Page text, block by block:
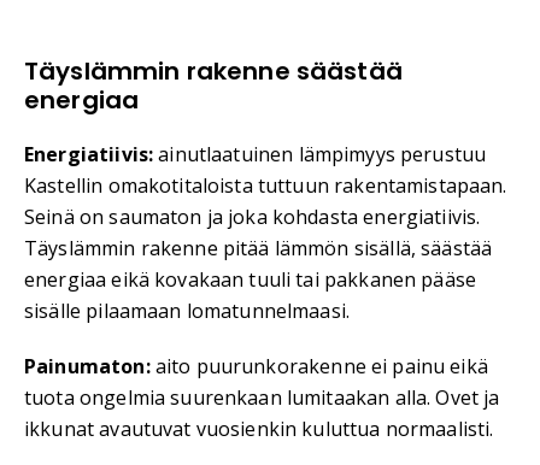
Täyslämmin rakenne säästää
energiaa
Energiatiivis:ainutlaatuinen lämpimyys perustuu
Kastellin omakotitaloista tuttuun rakentamistapaan.
Seinä on saumaton ja joka kohdasta energiatiivis.
Täyslämmin rakenne pitää lämmön sisällä, säästää
energiaa eikä kovakaan tuuli tai pakkanen pääse
sisälle pilaamaan lomatunnelmaasi.
Painumaton:aito puurunkorakenne ei painu eikä
tuota ongelmia suurenkaan lumitaakan alla. Ovet ja
ikkunat avautuvat vuosienkin kuluttua normaalisti.